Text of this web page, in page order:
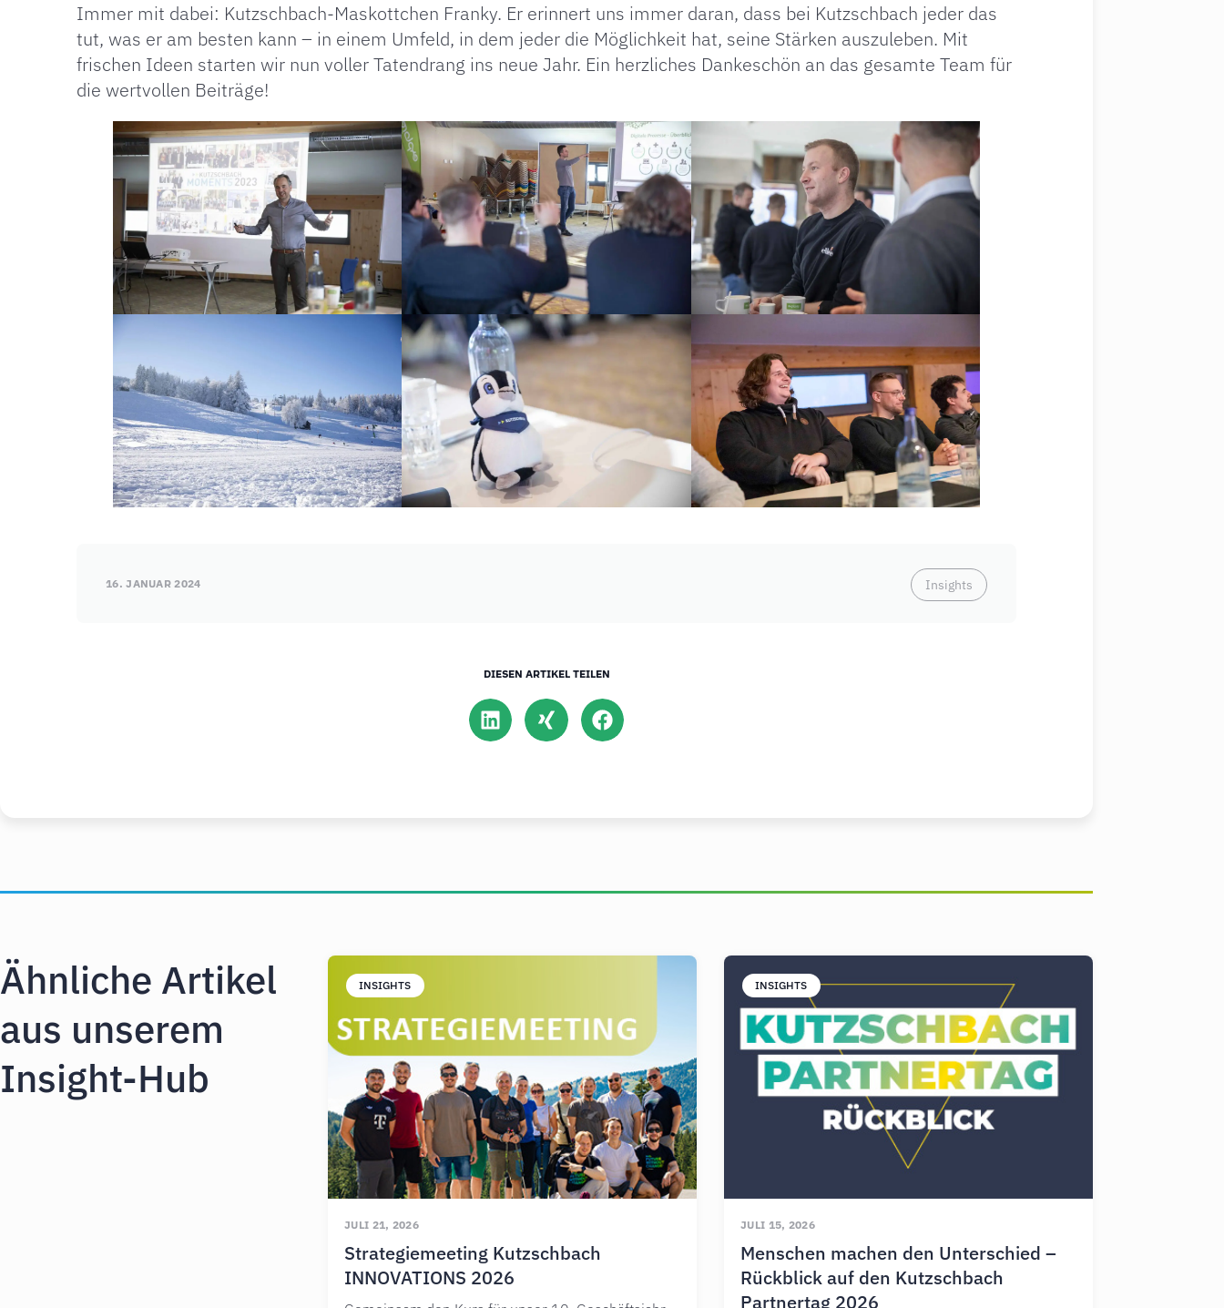
Immer mit dabei: Kutzschbach-Maskottchen Franky. Er erinnert uns immer daran, dass bei Kutzschbach jeder das
tut, was er am besten kann – in einem Umfeld, in dem jeder die Möglichkeit hat, seine Stärken auszuleben. Mit
frischen Ideen starten wir nun voller Tatendrang ins neue Jahr. Ein herzliches Dankeschön an das gesamte Team für
die wertvollen Beiträge!
16. JANUAR 2024 Insights
DIESEN ARTIKEL TEILEN
Ähnliche Artikel
aus unserem
Insight-Hub
INSIGHTS
Strategiemeeting Kutzschbach
INNOVATIONS 2026
JULI 21, 2026
INSIGHTS
Menschen machen den Unterschied –
Rückblick auf den Kutzschbach
Partnertag 2026
JULI 15, 2026